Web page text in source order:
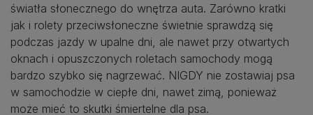
światła słonecznego do wnętrza auta. Zarówno kratki
jak i rolety przeciwsłoneczne świetnie sprawdzą się
podczas jazdy w upalne dni, ale nawet przy otwartych
oknach i opuszczonych roletach samochody mogą
bardzo szybko się nagrzewać. NIGDY nie zostawiaj psa
w samochodzie w ciepłe dni, nawet zimą, ponieważ
może mieć to skutki śmiertelne dla psa.